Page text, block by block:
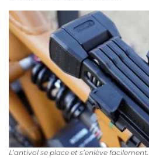
L’antivol se place et s’enlève facilement.